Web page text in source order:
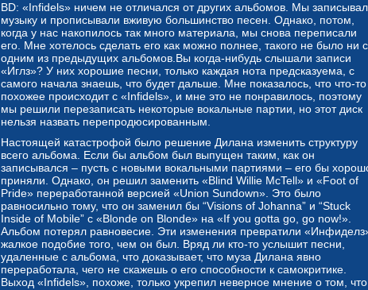
BD: «Infidels» ничем не отличался от других альбомов. Мы
музыку и прописывали вживую большинство песен. Однако, потом,
когда у нас накопилось так много материала, мы снова переписали
его. Мне хотелось сделать его как можно полнее, такого не было ни с
одним из предыдущих альбомов.Вы когда-нибудь слышали записи
«Иглз»? У них хорошие песни, только каждая нота предсказуема, с
самого начала знаешь, что будет дальше. Мне показалось, что что-то
похожее происходит с «Infidels», и мне это не понравилось, поэтому
мы решили перезаписать некоторые вокальные партии, но этот диск
нельзя назвать перепродюсированным.
Настоящей катастрофой было решение Дилана изменить структуру
всего альбома. Если бы альбом был выпущен таким, как он
записывался – пусть с новыми вокальными партиями – его бы
приняли. Однако, он решил заменить «Blind Willie McTell» и «Foot of
Pride» переработанной версией «Union Sundown». Это было
равносильно тому, что он заменил бы “Visions of Johanna” и “Stuck
Inside of Mobile” c «Blonde on Blonde» на «If you gotta go, go now!».
Альбом потерял равновесие. Эти изменения превратили
жалкое подобие того, чем он был. Вряд ли кто-то услышит песни,
удаленные с альбома, что доказывает, что муза Дилана явно
переработала, чего не скажешь о его способности к самокритике.
Выход «Infidels», похоже, только укрепил неверное мнение о том, что